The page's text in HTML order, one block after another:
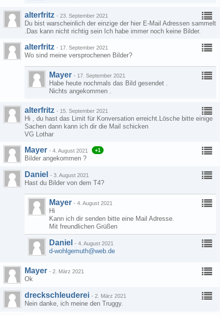
alterfritz - 23. September 2021
Du bist warscheinlich der einzige der hier E-Mail Adressen sammelt
.Das kann nicht richtig sein Ich habe immer noch keine Bilder.
alterfritz - 17. September 2021
Wo sind meine versprochenen Bilder?
Mayer - 17. September 2021
Habe heute nochmals das Bild gesendet .
Nichts angekommen .
alterfritz - 15. September 2021
Hi , du hast das Limit für Konversation erreicht.Lösche bitte einige
Sachen dann kann ich dir die Mail schicken
VG Lothar
Mayer - 4. August 2021 +1
Bilder angekommen ?
Daniel - 3. August 2021
Hast du Bilder von dem T4?
Mayer - 4. August 2021
Hi
Kann ich dir senden bitte eine Mail Adresse.
Mit freundlichen Grüßen
Daniel - 4. August 2021
d-wohlgemuth@web.de
Mayer - 2. März 2021
Ok
dreckschleuderei - 2. März 2021
Nein danke, ich meine den Truggy.